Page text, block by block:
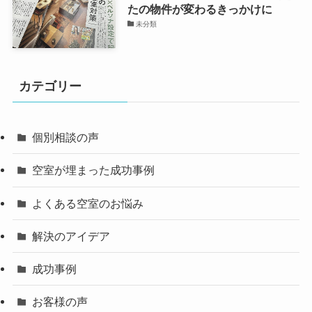
たの物件が変わるきっかけに
未分類
カテゴリー
個別相談の声
空室が埋まった成功事例
よくある空室のお悩み
解決のアイデア
成功事例
お客様の声